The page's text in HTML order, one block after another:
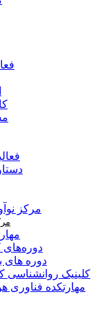
مرکز
دوره‌های
دوره های
کلینیک روانشناسی
مهارتکده فناوری